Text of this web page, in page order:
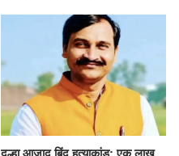
दूल्हा आजाद बिंद हत्याकांड: एक लाख